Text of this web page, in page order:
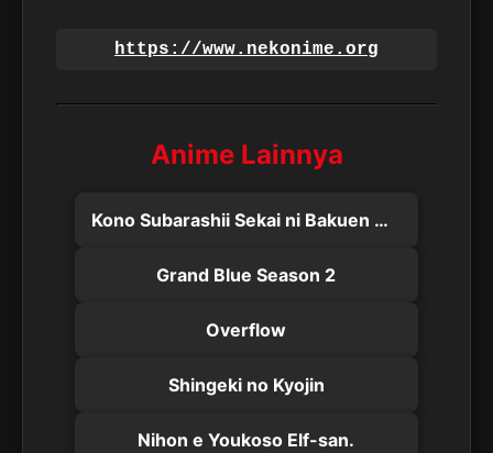
https://www.nekonime.org
Anime Lainnya
Kono Subarashii Sekai ni Bakuen wo!
Grand Blue Season 2
Overflow
Shingeki no Kyojin
Nihon e Youkoso Elf-san.